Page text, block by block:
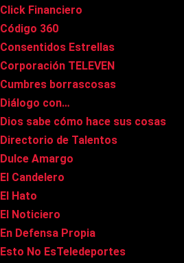
Click Financiero
Código 360
Consentidos Estrellas
Corporación TELEVEN
Cumbres borrascosas
Diálogo con…
Dios sabe cómo hace sus cosas
Directorio de Talentos
Dulce Amargo
El Candelero
El Hato
El Noticiero
En Defensa Propia
Esto No EsTeledeportes